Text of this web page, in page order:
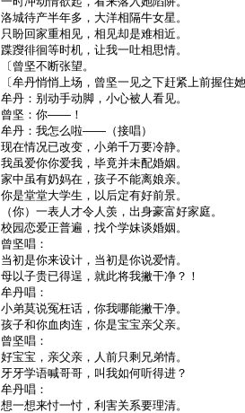
洛城待产半年多，大洋相隔牛女星。
只盼回家重相见，相见却是难相近。
蹀躞徘徊等时机，让我一吐相思情。
〔曾坚不断张望。
〔牟丹悄悄上场，曾坚一见之下赶紧上前握住
牟丹：别动手动脚，小心被人看见。
曾坚：你——！
牟丹：我怎么啦——（接唱）
现在情况已改变，小弟千万要冷静。
我虽爱你你爱我，毕竟并未配婚姻。
家中虽有奶妈在，孩子不能离娘亲。
你是堂堂大学生，以后定有好前景。
（你）一表人才令人羡，出身豪富好家庭。
校园恋爱正普遍，找个学妹谈婚姻。
曾坚唱：
当初是你来设计，当初是你说爱情。
母以子贵已得逞，就此将我撇干净？！
牟丹唱：
小弟莫说冤枉话，你我哪能撇干净。
孩子和你血肉连，你是宝宝亲父亲。
曾坚唱：
好宝宝，亲父亲，人前只剩兄弟情。
牙牙学语喊哥哥，叫我如何听得进？
牟丹唱：
想一想来忖一忖，利害关系要理清。